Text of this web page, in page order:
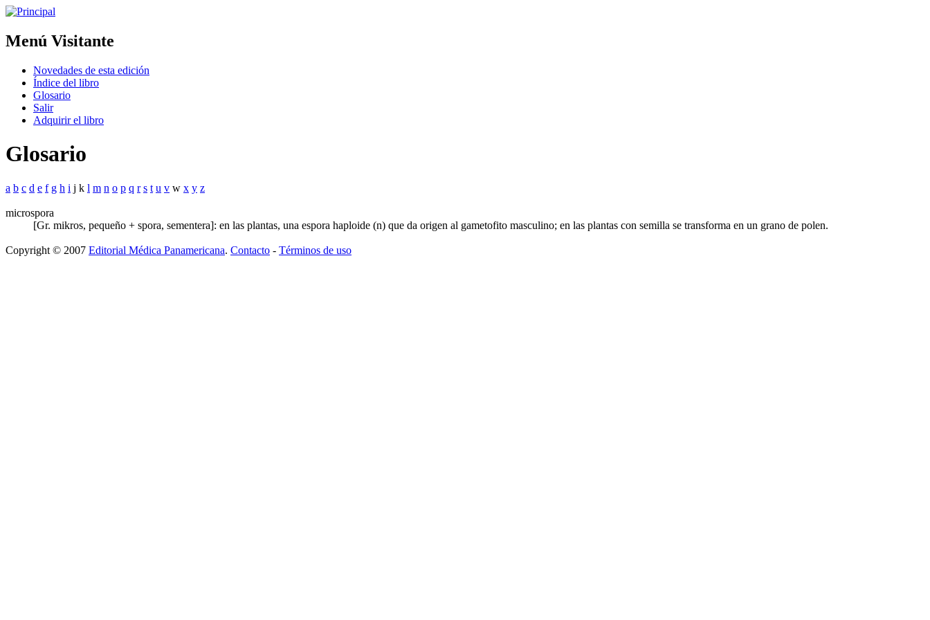
Menú Visitante
Novedades de esta edición
Índice del libro
Glosario
Salir
Adquirir el libro
Glosario
a b c d e f g h i j k l m n o p q r s t u v w x y z
microspora
[Gr. mikros, pequeño + spora, sementera]: en las plantas, una espora haploide (n) que da origen al gametofito masculino; en las plantas con semilla se transforma en un grano de polen.
Copyright © 2007 Editorial Médica Panamericana. Contacto - Términos de uso